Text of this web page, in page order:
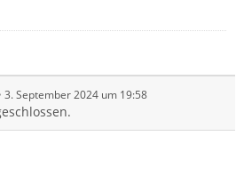
3. September 2024 um 19:58